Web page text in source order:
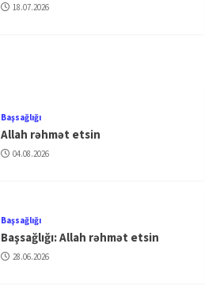
18.07.2026
Başsağlığı
Allah rəhmət etsin
04.08.2026
Başsağlığı
Başsağlığı: Allah rəhmət etsin
28.06.2026